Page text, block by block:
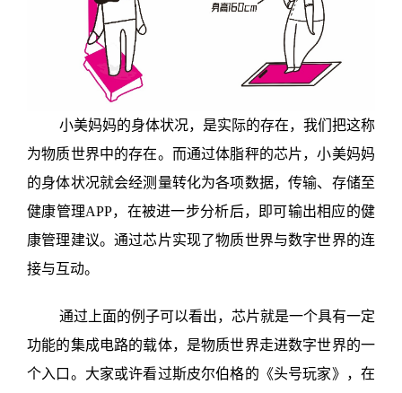
小美妈妈的身体状况，是实际的存在，我们把这称
为物质世界中的存在。而通过体脂秤的芯片，小美妈妈
的身体状况就会经测量转化为各项数据，传输、存储至
健康管理APP，在被进一步分析后，即可输出相应的健
康管理建议。通过芯片实现了物质世界与数字世界的连
接与互动。
通过上面的例子可以看出，芯片就是一个具有一定
功能的集成电路的载体，是物质世界走进数字世界的一
个入口。大家或许看过斯皮尔伯格的《头号玩家》，在